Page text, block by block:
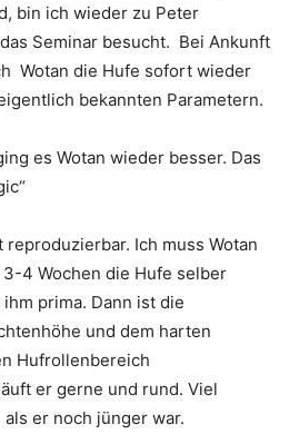
bin ich wieder zu Peter
Seminar besucht. Bei Ankunft
Wotan die Hufe sofort wieder
bekannten Parametern.
es Wotan wieder besser. Das
Ich muss Wotan
4 Wochen die Hufe selber
prima. Dann ist die
und dem harten
Hufrollenbereich
er gerne und rund. Viel
er noch jünger war.